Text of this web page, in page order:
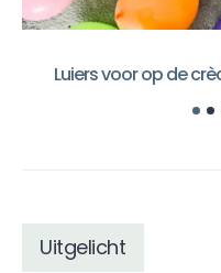
Luiers voor op de
Uitgelicht